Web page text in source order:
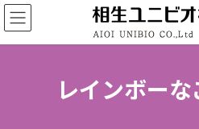
コ
ン
ナ
ビ
レインボー